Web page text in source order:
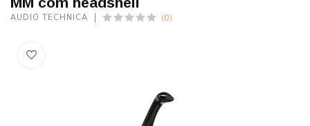
AUDIO TECHNICA (0)